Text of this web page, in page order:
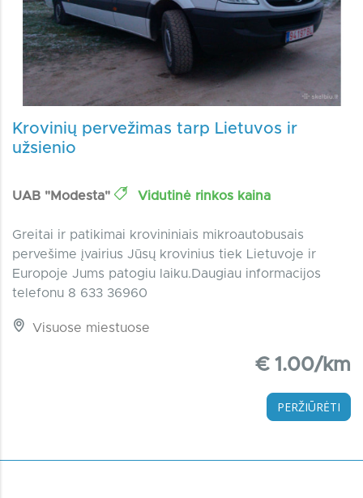
Krovinių pervežimas tarp Lietuvos ir
užsienio
UAB "Modesta" Vidutinė rinkos kaina
Greitai ir patikimai krovininiais mikroautobusais
pervešime įvairius Jūsų krovinius tiek Lietuvoje ir
Europoje Jums patogiu laiku.Daugiau informacijos
telefonu 8 633 36960
Visuose miestuose
€ 1.00/km
PERŽIŪRĖTI